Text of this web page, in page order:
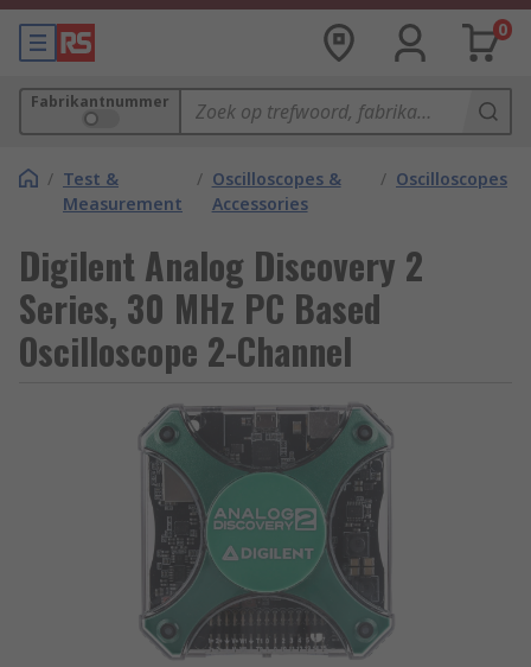
0
Fabrikantnummer
/ Test &
Measurement
/ Oscilloscopes &
Accessories
/ Oscilloscopes
Digilent Analog Discovery 2
Series, 30 MHz PC Based
Oscilloscope 2-Channel